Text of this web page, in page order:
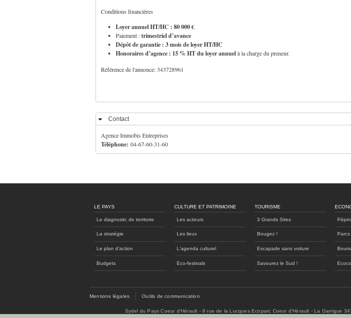
Conditions financières
Loyer annuel HT/HC : 80 000 €
Paiement :trimestriel d’avance
Dépôt de garantie : 3 mois de loyer HT/HC
Honoraires d’agence : 15 % HT du loyer annuelà la charge du preneur.
Référence de l'annonce: 343728961
Masquer
Contact
Agence Immobis Entreprises
Téléphone: 04-67-60-31-60
LE PAYS
Le diagnositc de territoire
La stratégie
Le plan d'action
Budgets
CULTURE ET PATRIMOINE
Les acteurs
Les lieux
L'agenda culturel
Eco-festivals
TOURISME
3 Grands Sites
Bougez !
Escapade sans voiture
Savourez le Sud !
Mentions légales Outils de communication
Sydel du Pays Coeur d'Hérault - 9 rue de la Lucques Ecoparc Coeur d'Hérault - La Garrigue